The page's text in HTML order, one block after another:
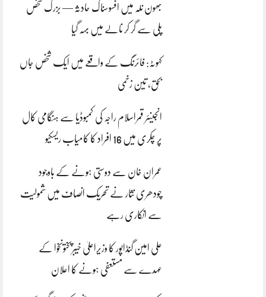
بھون نلہ میں افسوسناک حادثہ — بزرگ شخص
پلی سے گر کر نالے میں بہہ گیا
کہوٹہ: فائرنگ کے واقعے میں ایک شخص جاں
بحق، تین زخمی
انجینئر قمراسلام راجہ کی کمبوڈیا سے ہنگامی کال
پر چکری میں 16 افراد کا کامیاب ریسکیو
عمران خان سے دوستی ہونے کے باوجود
چودھری نثار نے تحریک انصاف میں شمولیت
سے انکاری رہے
علی امین گنڈاپور کا وزیراعلیٰ خیبرپختونخوا کے
عہدے سے مستعفی ہونے کا اعلان